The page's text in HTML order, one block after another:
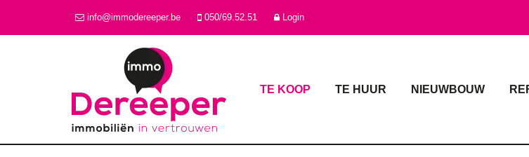
info@immodereeper.be 050/69.52.51 Login
TE KOOP TE HUUR NIEUWBOUW